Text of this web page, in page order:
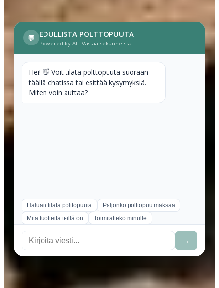
💬 EDULLISTA POLTTOPUUTA
Powered by AI · Vastaa sekunneissa
Hei! 👋 Voit tilata polttopuuta suoraan
täällä chatissa tai esittää kysymyksiä.
Miten voin auttaa?
Haluan tilata polttopuuta
Paljonko polttopuu maksaa
Mitä tuotteita teillä on
Toimitatteko minulle
→